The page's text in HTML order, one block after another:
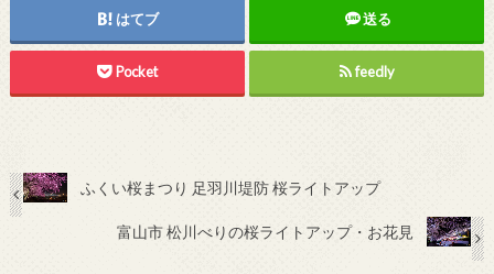
はてブ 送る
Pocket feedly
ふくい桜まつり 足羽川堤防 桜ライトアップ
富山市 松川べりの桜ライトアップ・お花見